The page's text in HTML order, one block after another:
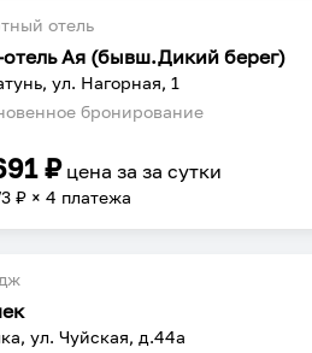
отель
Ая (бывш.Дикий берег)
ул. Нагорная, 1
бронирование
₽ цена заза сутки
₽ × 4 платежа
ул. Чуйская, д.44а